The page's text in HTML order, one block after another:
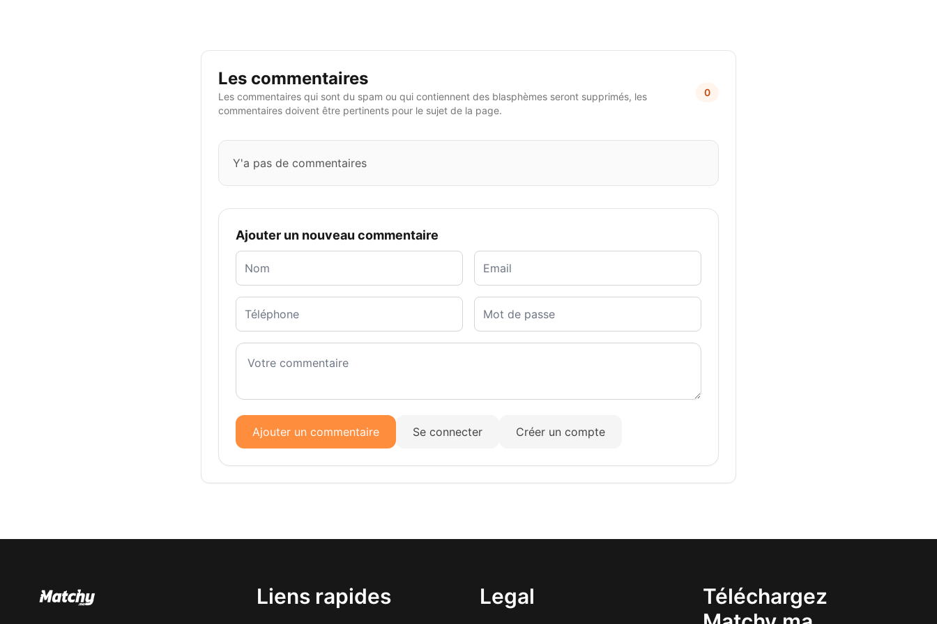
Les commentaires
Les commentaires qui sont du spam ou qui contiennent des blasphèmes seront supprimés, les
commentaires doivent être pertinents pour le sujet de la page.
0
Y'a pas de commentaires
Ajouter un nouveau commentaire
Ajouter un commentaire Se connecter Créer un compte
Liens rapides Legal
Téléchargez